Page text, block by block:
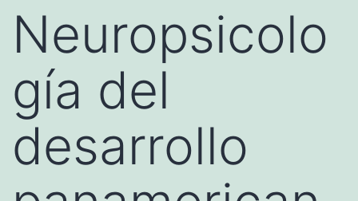
Neuropsicolo
gía del
desarrollo